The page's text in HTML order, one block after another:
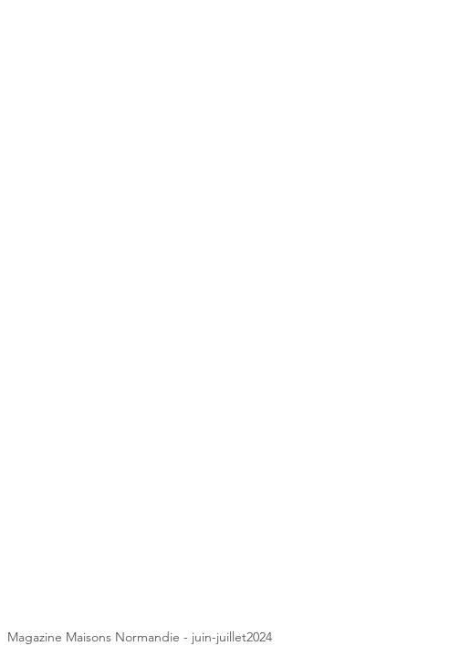
Magazine Maisons Normandie - juin-juillet2024